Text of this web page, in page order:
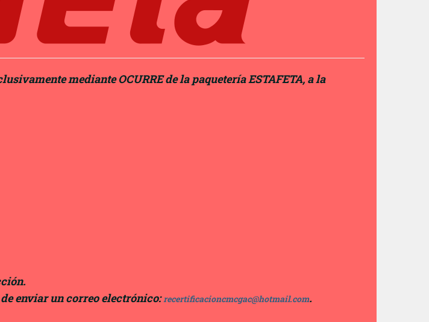
mediante OCURRE de la paquetería ESTAFETA, a la
enviar un correo electrónico:recertificacioncmcgac@hotmail.com.